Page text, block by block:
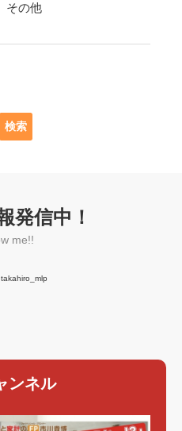
その他
発信中！
me!!
ンネル